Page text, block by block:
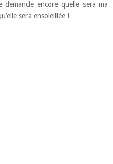
encore quelle sera ma
sera ensoleillée !